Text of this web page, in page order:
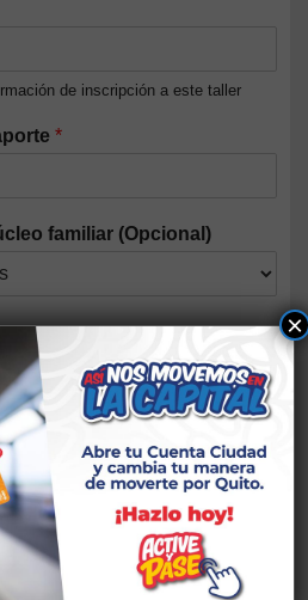
de inscripción a este taller
*
familiar (Opcional)
*
×